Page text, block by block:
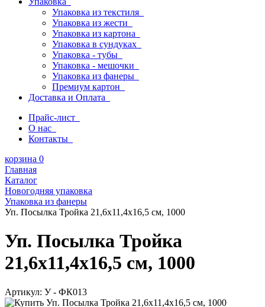
Упаковка из текстиля
Упаковка из жести
Упаковка из картона
Упаковка в сундуках
Упаковка - тубы
Упаковка - мешочки
Упаковка из фанеры
Премиум картон
Доставка и Оплата
Прайс-лист
О нас
Контакты
корзина 0
Главная
Каталог
Новогодняя упаковка
Упаковка из фанеры
Уп. Посылка Тройка 21,6x11,4x16,5 см, 1000
Уп. Посылка Тройка
21,6x11,4x16,5 см, 1000
Артикул: У - ФК013